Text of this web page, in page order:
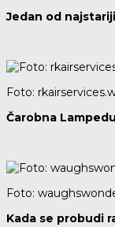
Jedan od
Foto:
Čarobna
Foto:
Kada se probudi